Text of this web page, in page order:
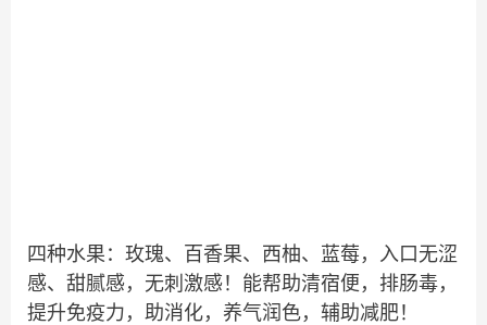
四种水果：玫瑰、百香果、西柚、蓝莓，入口无涩
感、甜腻感，无刺激感！能帮助清宿便，排肠毒，
提升免疫力，助消化，养气润色，辅助减肥！